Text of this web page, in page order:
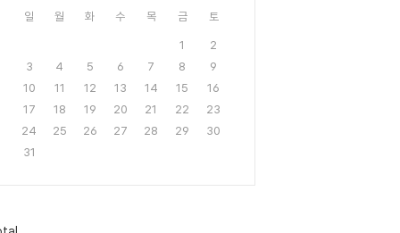
일 월 화 수 목 금 토
1
2
3
4 5 6 7 8
9
10
11 12 13 14 15
16
17
18 19 20 21 22
23
24
25 26 27 28 29
30
31